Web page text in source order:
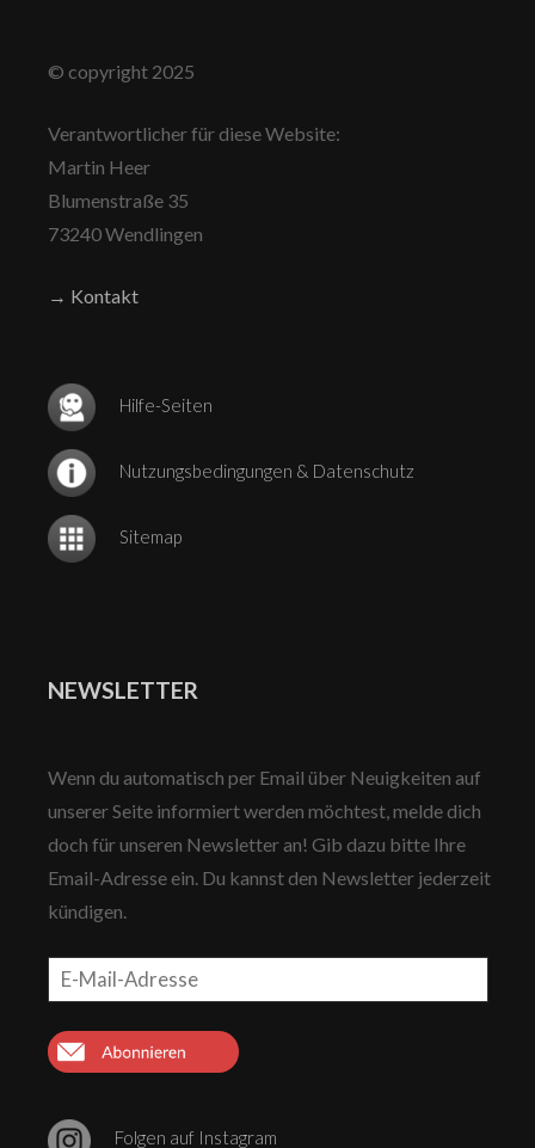
© copyright 2025
Verantwortlicher für diese Website:
Martin Heer
Blumenstraße 35
73240 Wendlingen
→ Kontakt
Hilfe-Seiten
Nutzungsbedingungen & Datenschutz
Sitemap
NEWSLETTER
Wenn du automatisch per Email über Neuigkeiten auf
unserer Seite informiert werden möchtest, melde dich
doch für unseren Newsletter an! Gib dazu bitte Ihre
Email-Adresse ein. Du kannst den Newsletter jederzeit
kündigen.
E-
Mail-
Adresse
ABONNIEREN
Folgen auf Instagram